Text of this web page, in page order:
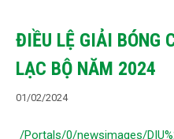
ĐIỀU LỆ GIẢI BÓNG
LẠC BỘ NĂM 2024
01/02/2024
/Portals/0/newsimages/